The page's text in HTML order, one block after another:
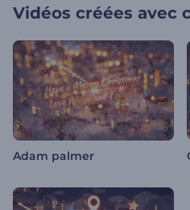
Vidéos créées avec
Adam palmer